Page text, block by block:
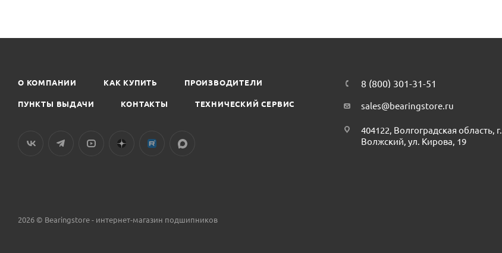
О КОМПАНИИ КАК КУПИТЬ ПРОИЗВОДИТЕЛИ
ПУНКТЫ ВЫДАЧИ КОНТАКТЫ ТЕХНИЧЕСКИЙ СЕРВИС
8 (800) 301-31-51
sales@bearingstore.ru
404122, Волгоградская область, г.
Волжский, ул. Кирова, 19
2026 © Bearingstore - интернет-магазин подшипников